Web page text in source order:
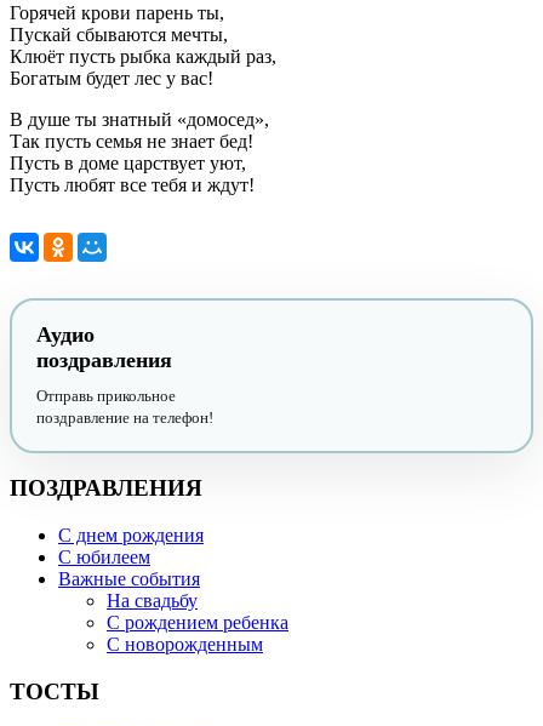
Горячей крови парень ты,
Пускай сбываются мечты,
Клюёт пусть рыбка каждый раз,
Богатым будет лес у вас!
В душе ты знатный «домосед»,
Так пусть семья не знает бед!
Пусть в доме царствует уют,
Пусть любят все тебя и ждут!
Аудио
поздравления
Отправь прикольное
поздравление на телефон!
ПОЗДРАВЛЕНИЯ
С днем рождения
С юбилеем
Важные события
На свадьбу
С рождением ребенка
С новорожденным
ТОСТЫ